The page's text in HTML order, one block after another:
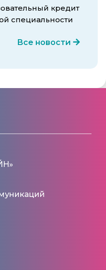
кредит
специальности
Все новости